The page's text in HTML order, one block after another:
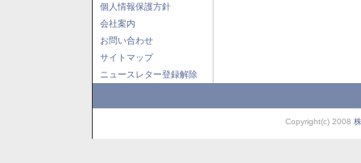
個人情報保護方針
会社案内
お問い合わせ
サイトマップ
ニュースレター登録解除
Copyright(c) 2008